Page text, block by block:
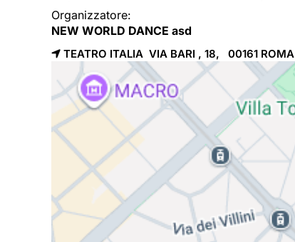
Organizzatore:
NEW WORLD DANCE asd
TEATRO ITALIA VIA BARI , 18, 00161 ROMA